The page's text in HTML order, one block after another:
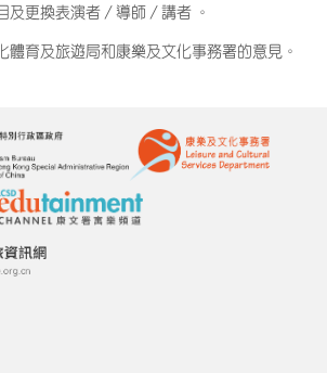
及更換表演者／導師／講者 。
體育及旅遊局和康樂及文化事務署的意見。